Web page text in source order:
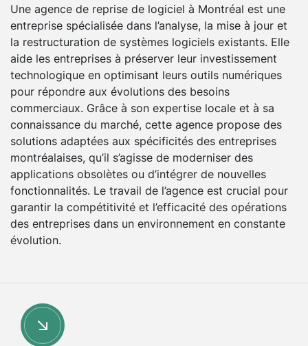
Une agence de reprise de logiciel à Montréal est une
entreprise spécialisée dans l’analyse, la mise à jour et
la restructuration de systèmes logiciels existants. Elle
aide les entreprises à préserver leur investissement
technologique en optimisant leurs outils numériques
pour répondre aux évolutions des besoins
commerciaux. Grâce à son expertise locale et à sa
connaissance du marché, cette agence propose des
solutions adaptées aux spécificités des entreprises
montréalaises, qu’il s’agisse de moderniser des
applications obsolètes ou d’intégrer de nouvelles
fonctionnalités. Le travail de l’agence est crucial pour
garantir la compétitivité et l’efficacité des opérations
des entreprises dans un environnement en constante
évolution.